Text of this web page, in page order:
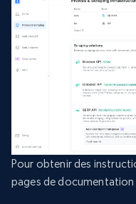
Pour obtenir des
pages de documentation